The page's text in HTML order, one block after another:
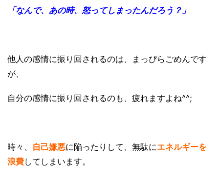
「なんで、あの時、怒ってしまったんだろう？」
他人の感情に振り回されるのは、まっぴらごめんです
が、
自分の感情に振り回されるのも、疲れますよね^^;
時々、 自己嫌悪に陥ったりして、無駄にエネルギーを
浪費してしまいます。